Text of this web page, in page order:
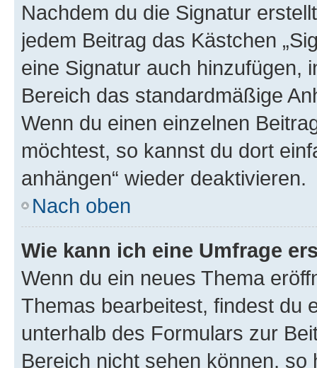
Nachdem du die Signatur
jedem Beitrag das Kästchen
eine Signatur auch hinzufügen,
Bereich das standardmäßige
Wenn du einen einzelnen
möchtest, so kannst du dort
anhängen“ wieder deaktivieren.
Nach oben
Wie kann ich eine Umfrage
Wenn du ein neues Thema
Themas bearbeitest, findest du
unterhalb des Formulars zur
Bereich nicht sehen können,